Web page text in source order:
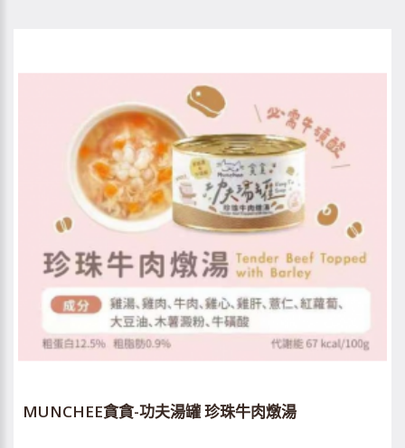
MUNCHEE貪貪-功夫湯罐 珍珠牛肉燉湯